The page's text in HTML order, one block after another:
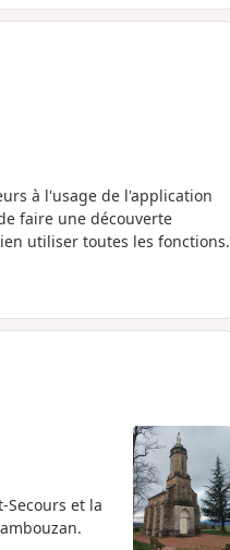
à l'usage de l'application
faire une découverte
utiliser toutes les fonctions.
et la